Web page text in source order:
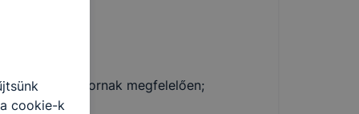
lát el;
és életkornak megfelelően;
cookie-k